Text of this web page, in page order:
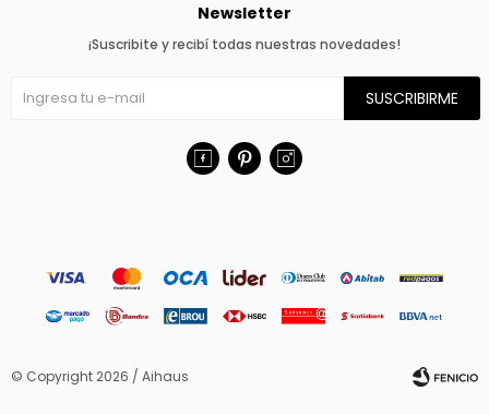
Newsletter
¡Suscribite y recibí todas nuestras novedades!
SUSCRIBIRME
  
© Copyright 2026 / Aihaus